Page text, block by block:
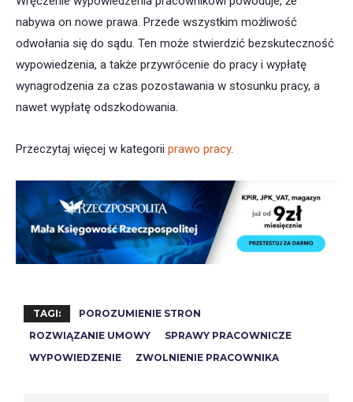
nabywa on nowe prawa. Przede wszystkim możliwość
odwołania się do sądu. Ten może stwierdzić bezskuteczność
wypowiedzenia, a także przywrócenie do pracy i wypłatę
wynagrodzenia za czas pozostawania w stosunku pracy, a
nawet wypłatę odszkodowania.
Przeczytaj więcej w kategorii prawo pracy.
TAGI:
POROZUMIENIE STRON
ROZWIĄZANIE UMOWY
SPRAWY PRACOWNICZE
WYPOWIEDZENIE
ZWOLNIENIE PRACOWNIKA